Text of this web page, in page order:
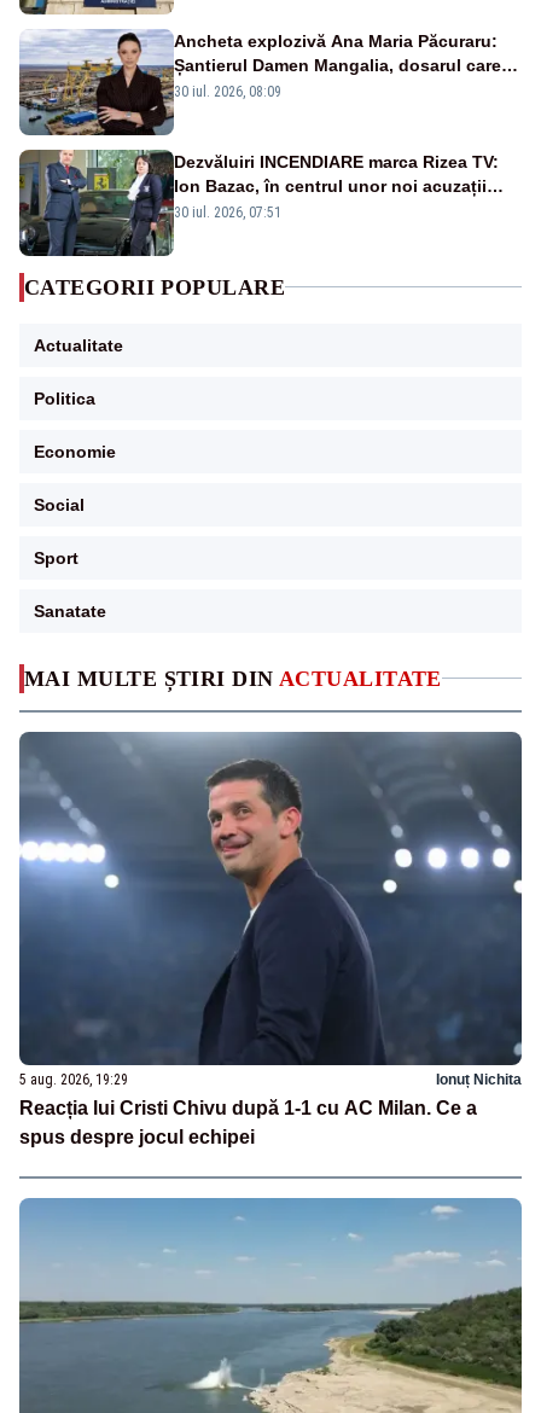
MAI MULTE ȘTIRI DIN ACTUALITATE
5 aug. 2026, 19:29 Ionuț Nichita
Reacția lui Cristi Chivu după 1-1 cu AC Milan. Ce a
spus despre jocul echipei
Ancheta explozivă Ana Maria Păcuraru:
Șantierul Damen Mangalia, dosarul care
scufundă apărarea României
30 iul. 2026, 08:09
Dezvăluiri INCENDIARE marca Rizea TV:
Ion Bazac, în centrul unor noi acuzații
publice
30 iul. 2026, 07:51
CATEGORII POPULARE
Actualitate
Politica
Economie
Social
Sport
Sanatate